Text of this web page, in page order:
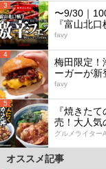
3
〜9/30｜
『富山北
favy
4
梅田限定！
ーガーが新
favy
5
『焼きた
売！大人気
グルメライター
オススメ記事